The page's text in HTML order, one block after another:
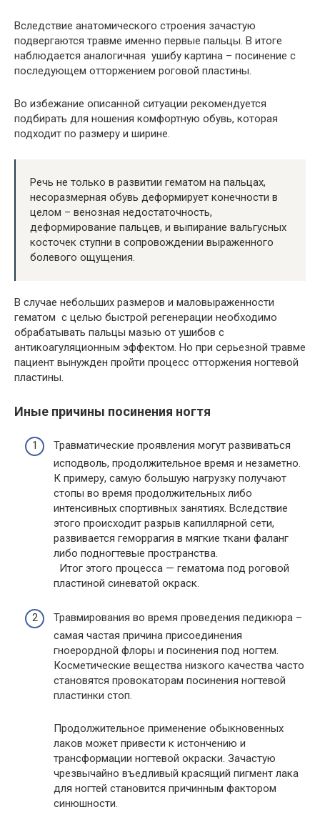
Вследствие анатомического строения зачастую
подвергаются травме именно первые пальцы. В итоге
наблюдается аналогичная ушибу картина – посинение с
последующем отторжением роговой пластины.
Во избежание описанной ситуации рекомендуется
подбирать для ношения комфортную обувь, которая
подходит по размеру и ширине.
Речь не только в развитии гематом на пальцах,
несоразмерная обувь деформирует конечности в
целом – венозная недостаточность,
деформирование пальцев, и выпирание вальгусных
косточек ступни в сопровождении выраженного
болевого ощущения.
В случае небольших размеров и маловыраженности
гематом с целью быстрой регенерации необходимо
обрабатывать пальцы мазью от ушибов с
антикоагуляционным эффектом. Но при серьезной травме
пациент вынужден пройти процесс отторжения ногтевой
пластины.
Иные причины посинения ногтя
Травматические проявления могут развиваться
исподволь, продолжительное время и незаметно.
К примеру, самую большую нагрузку получают
стопы во время продолжительных либо
интенсивных спортивных занятиях. Вследствие
этого происходит разрыв капиллярной сети,
развивается геморрагия в мягкие ткани фаланг
либо подногтевые пространства.
Итог этого процесса — гематома под роговой
пластиной синеватой окраск.
Травмирования во время проведения педикюра –
самая частая причина присоединения
гноерордной флоры и посинения под ногтем.
Косметические вещества низкого качества часто
становятся провокаторам посинения ногтевой
пластинки стоп.
Продолжительное применение обыкновенных
лаков может привести к истончению и
трансформации ногтевой окраски. Зачастую
чрезвычайно въедливый красящий пигмент лака
для ногтей становится причинным фактором
синюшности.